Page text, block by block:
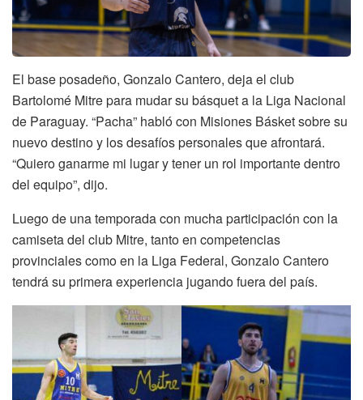
El base posadeño, Gonzalo Cantero, deja el club
Bartolomé Mitre para mudar su básquet a la Liga Nacional
de Paraguay. “Pacha” habló con Misiones Básket sobre su
nuevo destino y los desafíos personales que afrontará.
“Quiero ganarme mi lugar y tener un rol importante dentro
del equipo”, dijo.
Luego de una temporada con mucha participación con la
camiseta del club Mitre, tanto en competencias
provinciales como en la Liga Federal, Gonzalo Cantero
tendrá su primera experiencia jugando fuera del país.